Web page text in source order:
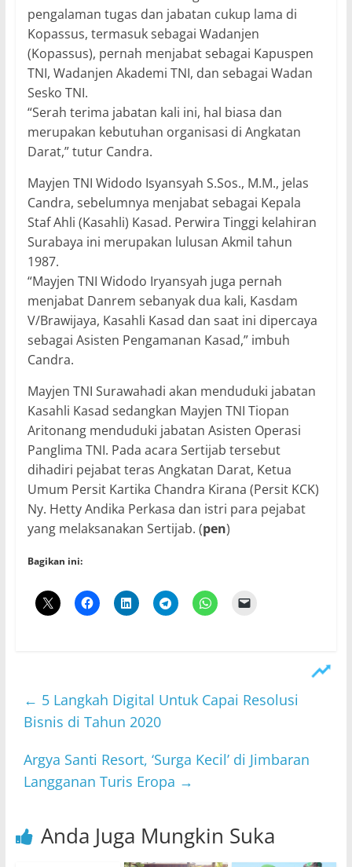
pengalaman tugas dan jabatan cukup lama di
Kopassus, termasuk sebagai Wadanjen
(Kopassus), pernah menjabat sebagai Kapuspen
TNI, Wadanjen Akademi TNI, dan sebagai Wadan
Sesko TNI.
“Serah terima jabatan kali ini, hal biasa dan
merupakan kebutuhan organisasi di Angkatan
Darat,” tutur Candra.
Mayjen TNI Widodo Isyansyah S.Sos., M.M., jelas
Candra, sebelumnya menjabat sebagai Kepala
Staf Ahli (Kasahli) Kasad. Perwira Tinggi kelahiran
Surabaya ini merupakan lulusan Akmil tahun
1987.
“Mayjen TNI Widodo Iryansyah juga pernah
menjabat Danrem sebanyak dua kali, Kasdam
V/Brawijaya, Kasahli Kasad dan saat ini dipercaya
sebagai Asisten Pengamanan Kasad,” imbuh
Candra.
Mayjen TNI Surawahadi akan menduduki jabatan
Kasahli Kasad sedangkan Mayjen TNI Tiopan
Aritonang menduduki jabatan Asisten Operasi
Panglima TNI. Pada acara Sertijab tersebut
dihadiri pejabat teras Angkatan Darat, Ketua
Umum Persit Kartika Chandra Kirana (Persit KCK)
Ny. Hetty Andika Perkasa dan istri para pejabat
yang melaksanakan Sertijab. (pen)
Bagikan ini:
← 5 Langkah Digital Untuk Capai Resolusi
Bisnis di Tahun 2020
Argya Santi Resort, ‘Surga Kecil’ di Jimbaran
Langganan Turis Eropa →
Anda Juga Mungkin Suka